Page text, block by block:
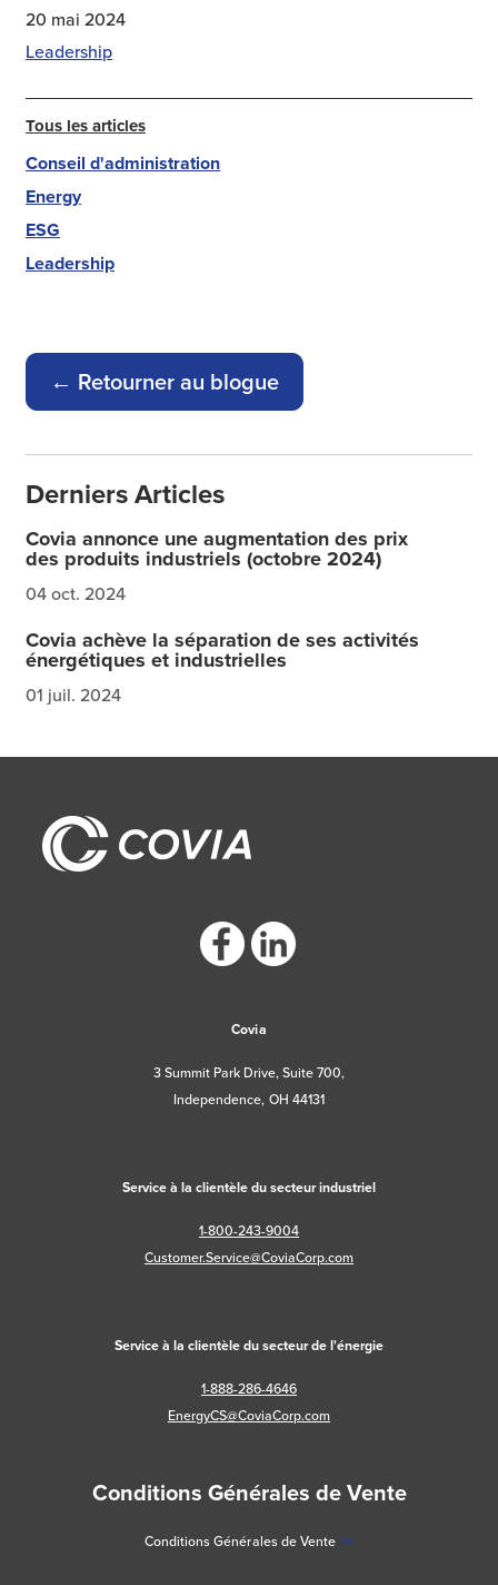
20 mai 2024
Leadership
Tous les articles
Conseil d'administration
Energy
ESG
Leadership
← Retourner au blogue
Derniers Articles
Covia annonce une augmentation des prix
des produits industriels (octobre 2024)
04 oct. 2024
Covia achève la séparation de ses activités
énergétiques et industrielles
01 juil. 2024
Covia
3 Summit Park Drive, Suite 700,
Independence, OH 44131
Service à la clientèle du secteur industriel
1-800-243-9004
Customer.Service@CoviaCorp.com
Service à la clientèle du secteur de l'énergie
1-888-286-4646
EnergyCS@CoviaCorp.com
Conditions Générales de Vente
Conditions Générales de Vente